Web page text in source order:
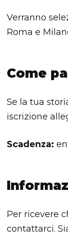
Verranno
Roma e
Come
Se la tua
iscrizione
Scadenza:
Per ricevere
contattarci.